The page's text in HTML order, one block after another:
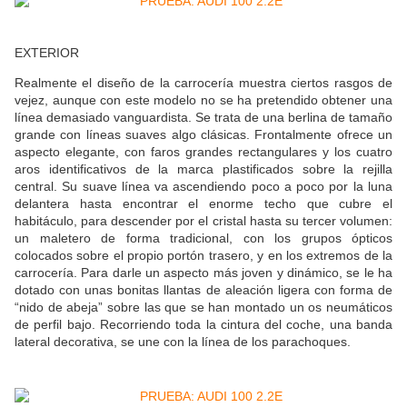
EXTERIOR
Realmente el diseño de la carrocería muestra ciertos rasgos de
vejez, aunque con este modelo no se ha pretendido obtener una
línea demasiado vanguardista. Se trata de una berlina de tamaño
grande con líneas suaves algo clásicas. Frontalmente ofrece un
aspecto elegante, con faros grandes rectangulares y los cuatro
aros identificativos de la marca plastificados sobre la rejilla
central. Su suave línea va ascendiendo poco a poco por la luna
delantera hasta encontrar el enorme techo que cubre el
habitáculo, para descender por el cristal hasta su tercer volumen:
un maletero de forma tradicional, con los grupos ópticos
colocados sobre el propio portón trasero, y en los extremos de la
carrocería. Para darle un aspecto más joven y dinámico, se le ha
dotado con unas bonitas llantas de aleación ligera con forma de
“nido de abeja” sobre las que se han montado un os neumáticos
de perfil bajo. Recorriendo toda la cintura del coche, una banda
lateral decorativa, se une con la línea de los parachoques.